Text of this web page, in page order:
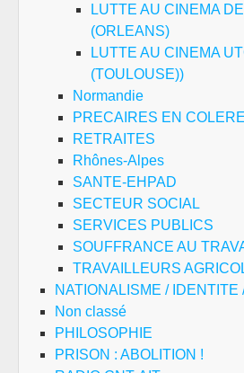
LUTTE AU CINEMA
(ORLEANS)
LUTTE AU CINEMA
(TOULOUSE))
Normandie
PRECAIRES EN COLERE
RETRAITES
Rhônes-Alpes
SANTE-EHPAD
SECTEUR SOCIAL
SERVICES PUBLICS
SOUFFRANCE AU
TRAVAILLEURS
NATIONALISME / IDENTITE
Non classé
PHILOSOPHIE
PRISON : ABOLITION !